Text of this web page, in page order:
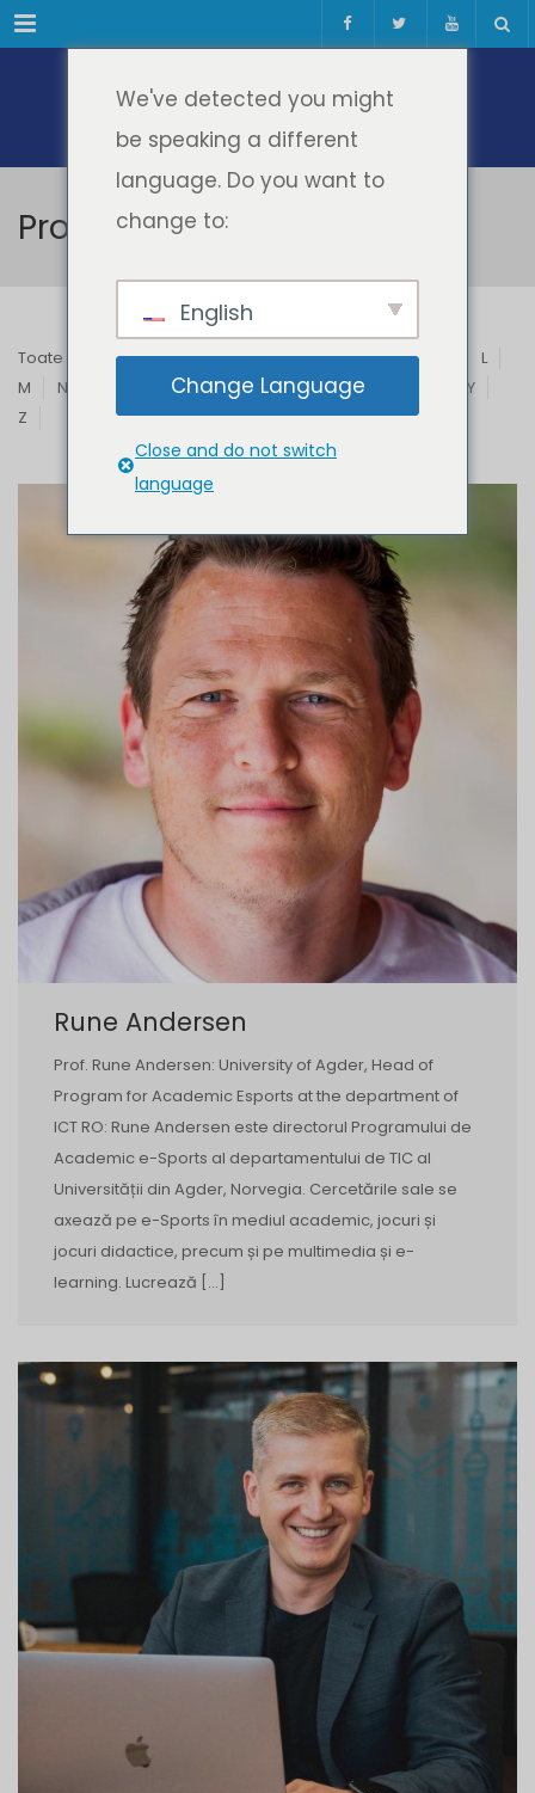
Meniul
Profesori & Invitați
Toate B C D E F G H I J
L
M
N Q R S T U V
Y
Z
Rune Andersen
Prof. Rune Andersen: University of Agder, Head of
Program for Academic Esports at the department of
ICT RO: Rune Andersen este directorul Programului de
Academic e-Sports al departamentului de TIC al
Universității din Agder, Norvegia. Cercetările sale se
axează pe e-Sports în mediul academic, jocuri și
jocuri didactice, precum și pe multimedia și e-
learning. Lucrează […]
We've detected you might
be speaking a different
language. Do you want to
change to:
English
Change Language
Close and do not switch
language